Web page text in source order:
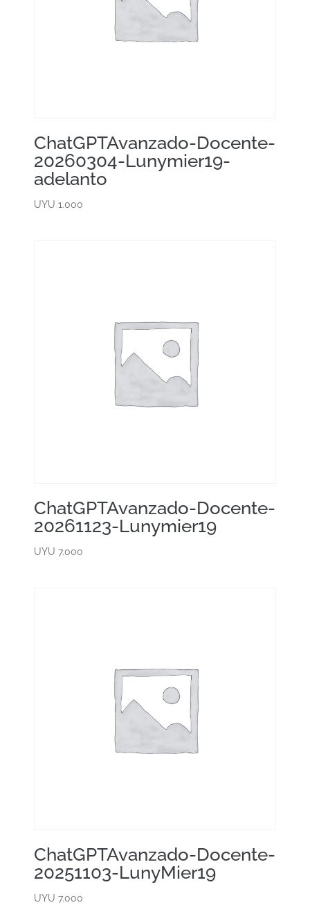
ChatGPTAvanzado-Docente-
20260304-Lunymier19-
adelanto
UYU 1.000
ChatGPTAvanzado-Docente-
20261123-Lunymier19
UYU 7.000
ChatGPTAvanzado-Docente-
20251103-LunyMier19
UYU 7.000